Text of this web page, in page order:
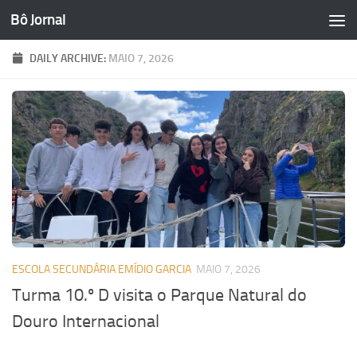
Skip to content
Bô Jornal
DAILY ARCHIVE: MAIO 7, 2026
ESCOLA SECUNDÁRIA EMÍDIO GARCIA MAIO 7, 2026
Turma 10.º D visita o Parque Natural do
Douro Internacional